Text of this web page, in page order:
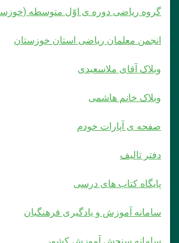
گروه ریاضی دوره ی اوّل متوسطه
انجمن معلمان ریاضی استان خوزستان
وبلاک آقای ملاسعیدی
وبلاک خانم هاشمی
صفحه ی آپارات خودم
دفتر تالیف
پایگاه کتاب های درسی
سامانه آموزش و یادگیری فرهنگیان